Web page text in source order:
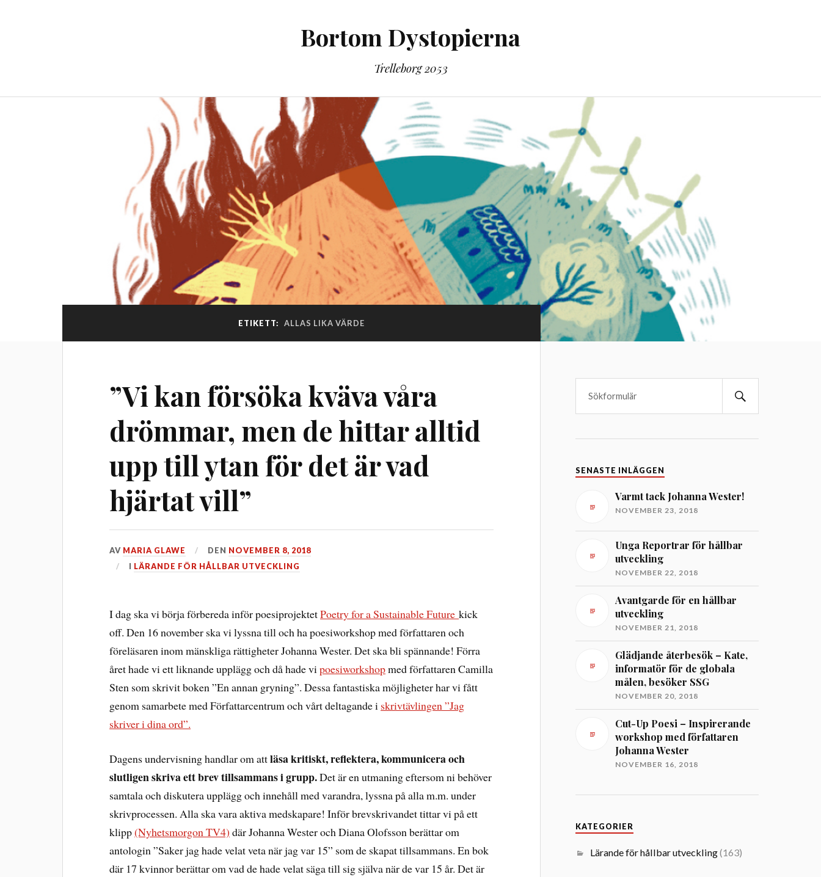
Bortom Dystopierna
Trelleborg 2053
ETIKETT: ALLAS LIKA VÄRDE
”Vi kan försöka kväva våra
drömmar, men de hittar alltid
upp till ytan för det är vad
hjärtat vill”
AV MARIA GLAWE DEN NOVEMBER 8, 2018
I LÄRANDE FÖR HÅLLBAR UTVECKLING
I dag ska vi börja förbereda inför poesiprojektetPoetry for a Sustainable Futurekick
off. Den 16 november ska vi lyssna till och ha poesiworkshop med författaren och
föreläsaren inom mänskliga rättigheter Johanna Wester. Det ska bli spännande! Förra
året hade vi ett liknande upplägg och då hade vipoesiworkshopmed författaren Camilla
Sten som skrivit boken ”En annan gryning”. Dessa fantastiska möjligheter har vi fått
genom samarbete med Författarcentrum och vårt deltagande i skrivtävlingen ”Jag
skriver i dina ord”.
Dagens undervisning handlar om attläsa kritiskt, reflektera, kommunicera och
slutligen skriva ett brev tillsammans i grupp.Det är en utmaning eftersom ni behöver
samtala och diskutera upplägg och innehåll med varandra, lyssna på alla m.m. under
skrivprocessen. Alla ska vara aktiva medskapare! Inför brevskrivandet tittar vi på ett
klipp(Nyhetsmorgon TV4) där Johanna Wester och Diana Olofsson berättar om
antologin ”Saker jag hade velat veta när jag var 15” som de skapat tillsammans. En bok
där 17 kvinnor berättar om vad de hade velat säga till sig själva när de var 15 år. Det är
SENASTE INLÄGGEN
Varmt tack Johanna Wester!
NOVEMBER 23, 2018
Unga Reportrar för hållbar
utveckling
NOVEMBER 22, 2018
Avantgarde för en hållbar
utveckling
NOVEMBER 21, 2018
Glädjande återbesök – Kate,
informatör för de globala
målen, besöker SSG
NOVEMBER 20, 2018
Cut-Up Poesi – Inspirerande
workshop med författaren
Johanna Wester
NOVEMBER 16, 2018
KATEGORIER
Lärande för hållbar utveckling(163)